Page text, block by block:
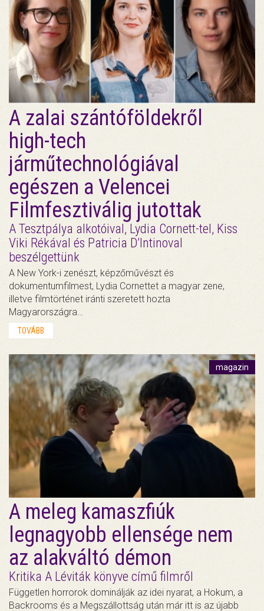
A zalai szántóföldekről
high-tech
járműtechnológiával
egészen a Velencei
Filmfesztiválig jutottak
A Tesztpálya alkotóival, Lydia Cornett-tel, Kiss
Viki Rékával és Patricia D’Intinoval
beszélgettünk
A New York-i zenészt, képzőművészt és
dokumentumfilmest, Lydia Cornettet a magyar zene,
illetve filmtörténet iránti szeretett hozta
Magyarországra…
TOVÁBB
magazin
A meleg kamaszfiúk
legnagyobb ellensége nem
az alakváltó démon
Kritika A Léviták könyve című filmről
Független horrorok dominálják az idei nyarat, a Hokum, a
Backrooms és a Megszállottság után már itt is az újabb